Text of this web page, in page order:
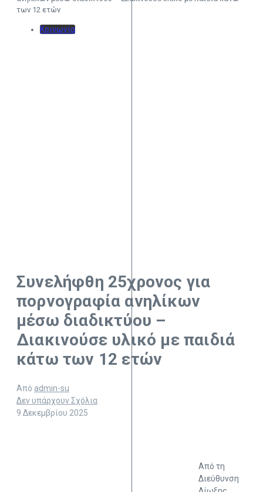
των 12 ετών
Κοινωνία
Συνελήφθη 25χρονος για
πορνογραφία ανηλίκων
μέσω διαδικτύου –
Διακινούσε υλικό με παιδιά
κάτω των 12 ετών
Από admin-su
Δεν υπάρχουν Σχόλια
9 Δεκεμβρίου 2025
Από τη
Διεύθυνση